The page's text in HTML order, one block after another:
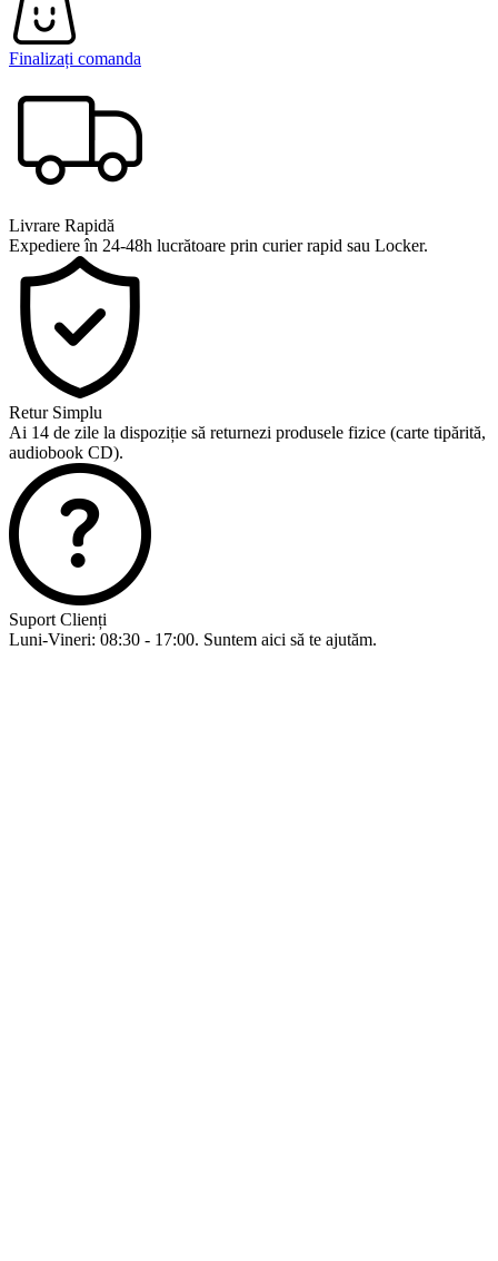
Finalizați comanda
Livrare Rapidă
Expediere în 24-48h lucrătoare prin curier rapid sau Locker.
Retur Simplu
Ai 14 de zile la dispoziție să returnezi produsele fizice (carte tipărită,
audiobook CD).
Suport Clienți
Luni-Vineri: 08:30 - 17:00. Suntem aici să te ajutăm.